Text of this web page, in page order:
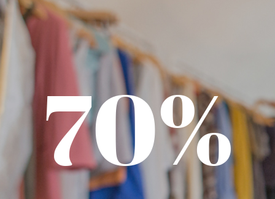
70%